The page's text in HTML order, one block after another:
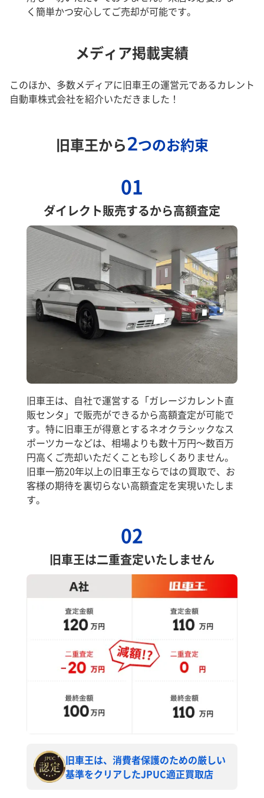
く簡単かつ安心してご売却が可能です。
メディア掲載実績
このほか、多数メディアに旧車王の運営元であるカレント
自動車株式会社を紹介いただきました！
旧車王から2つのお約束
01
ダイレクト販売するから高額査定
旧車王は、自社で運営する「ガレージカレント直
販センタ」で販売ができるから高額査定が可能で
す。特に旧車王が得意とするネオクラシックなス
ポーツカーなどは、相場よりも数十万円～数百万
円高くご売却いただくことも珍しくありません。
旧車一筋20年以上の旧車王ならではの買取で、お
客様の期待を裏切らない高額査定を実現いたしま
す。
02
旧車王は二重査定いたしません
旧車王は、消費者保護のための厳しい
基準をクリアしたJPUC適正買取店